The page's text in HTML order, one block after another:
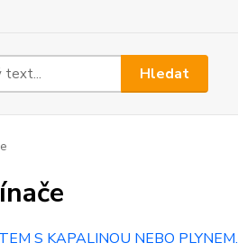
Hledat
S KAPALINOU NEBO PLYNEM.